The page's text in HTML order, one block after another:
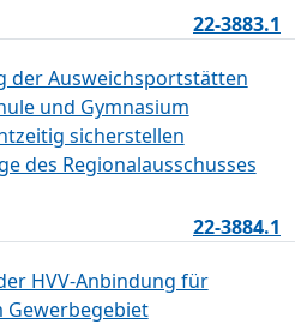
22-3883.1
der Ausweichsportstätten
und Gymnasium
sicherstellen
des Regionalausschusses
22-3884.1
HVV-Anbindung für
Gewerbegebiet